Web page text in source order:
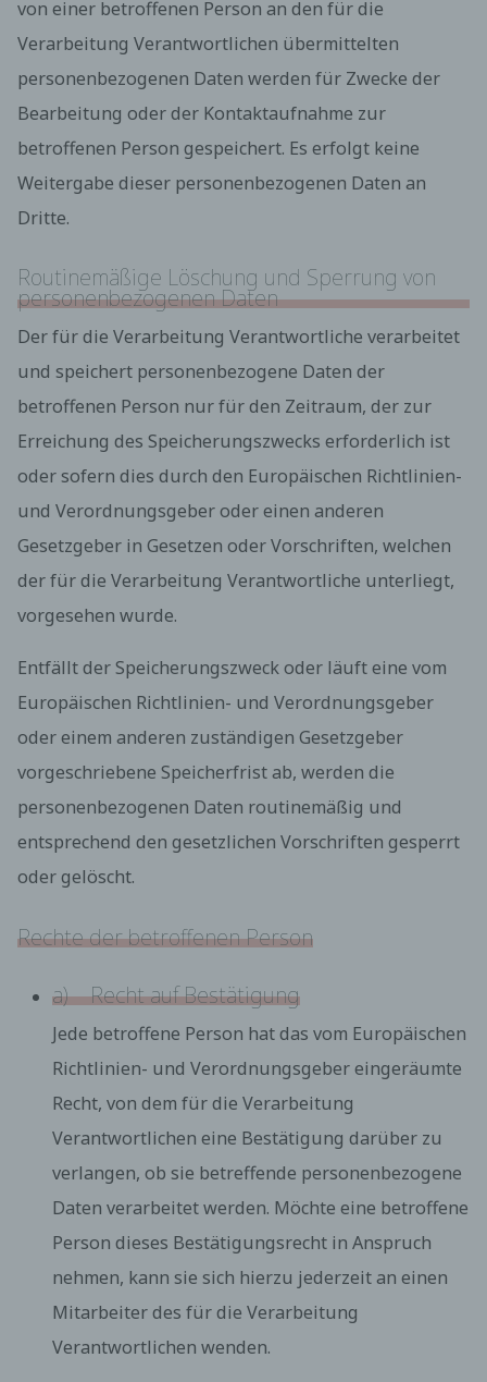
von einer betroffenen Person an den für die
Verarbeitung Verantwortlichen übermittelten
personenbezogenen Daten werden für Zwecke der
Bearbeitung oder der Kontaktaufnahme zur
betroffenen Person gespeichert. Es erfolgt keine
Weitergabe dieser personenbezogenen Daten an
Dritte.
Routinemäßige Löschung und Sperrung von
personenbezogenen Daten
Der für die Verarbeitung Verantwortliche verarbeitet
und speichert personenbezogene Daten der
betroffenen Person nur für den Zeitraum, der zur
Erreichung des Speicherungszwecks erforderlich ist
oder sofern dies durch den Europäischen Richtlinien-
und Verordnungsgeber oder einen anderen
Gesetzgeber in Gesetzen oder Vorschriften, welchen
der für die Verarbeitung Verantwortliche unterliegt,
vorgesehen wurde.
Entfällt der Speicherungszweck oder läuft eine vom
Europäischen Richtlinien- und Verordnungsgeber
oder einem anderen zuständigen Gesetzgeber
vorgeschriebene Speicherfrist ab, werden die
personenbezogenen Daten routinemäßig und
entsprechend den gesetzlichen Vorschriften gesperrt
oder gelöscht.
Rechte der betroffenen Person
a) Recht auf Bestätigung
Jede betroffene Person hat das vom Europäischen
Richtlinien- und Verordnungsgeber eingeräumte
Recht, von dem für die Verarbeitung
Verantwortlichen eine Bestätigung darüber zu
verlangen, ob sie betreffende personenbezogene
Daten verarbeitet werden. Möchte eine betroffene
Person dieses Bestätigungsrecht in Anspruch
nehmen, kann sie sich hierzu jederzeit an einen
Mitarbeiter des für die Verarbeitung
Verantwortlichen wenden.
anonym erhobenen Daten und Informationen
ferner mit dem Ziel ausgewertet, den Datenschutz
und die Datensicherheit in unserem Unternehmen
Schutzniveau für die von uns verarbeiteten
personenbezogenen Daten sicherzustellen. Die
anonymen Daten der Server-Logfiles werden
getrennt von allen durch eine betroffene Person
Kontaktmöglichkeit über die Internetseite
Die Internetseite enthält aufgrund von gesetzlichen
Vorschriften Angaben, die eine schnelle
elektronische Kontaktaufnahme zu unserem
Kommunikation mit uns ermöglichen, was
ebenfalls eine allgemeine Adresse der
sogenannten elektronischen Post (E-Mail-
Adresse) umfasst. Sofern eine betroffene Person
per E-Mail oder über ein Kontaktformular den
Kontakt mit dem für die Verarbeitung
Verantwortlichen aufnimmt, werden die von der
personenbezogenen Daten automatisch
gespeichert. Solche auf freiwilliger Basis von einer
betroffenen Person an den für die Verarbeitung
personenbezogenen Daten werden für Zwecke der
Bearbeitung oder der Kontaktaufnahme zur
betroffenen Person gespeichert. Es erfolgt keine
Weitergabe dieser personenbezogenen Daten an
Dritte.
personenbezogenen Daten
Der für die Verarbeitung Verantwortliche
verarbeitet und speichert personenbezogene
Daten der betroffenen Person nur für den Zeitraum,
erforderlich ist oder sofern dies durch den
Vorschriften, welchen der für die Verarbeitung
Entfällt der Speicherungszweck oder läuft eine
vom Europäischen Richtlinien- und
zuständigen Gesetzgeber vorgeschriebene
Speicherfrist ab, werden die personenbezogenen
Daten routinemäßig und entsprechend den
gesetzlichen Vorschriften gesperrt oder gelöscht.
Rechte der betroffenen Person
a) Recht auf Bestätigung
Jede betroffene Person hat das vom Europäischen
Richtlinien- und Verordnungsgeber eingeräumte
Recht, von dem für die Verarbeitung
verlangen, ob sie betreffende personenbezogene